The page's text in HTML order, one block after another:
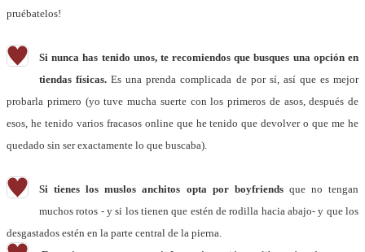
pruébatelos!
Si nunca has tenido unos, te recomiendos que busques una opción en
tiendas físicas. Es una prenda complicada de por sí, así que es mejor
probarla primero (yo tuve mucha suerte con los primeros de asos, después de
esos, he tenido varios fracasos online que he tenido que devolver o que me he
quedado sin ser exactamente lo que buscaba).
Si tienes los muslos anchitos opta por boyfriends que no tengan
muchos rotos - y si los tienen que estén de rodilla hacia abajo- y que los
desgastados estén en la parte central de la pierna.